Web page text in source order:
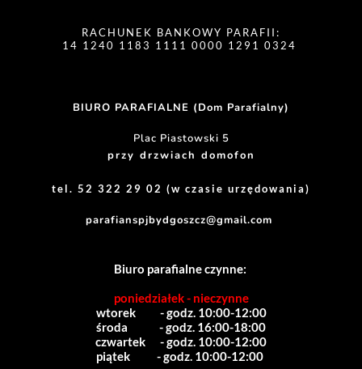
RACHUNEK BANKOWY PARAFII:
14 1240 1183 1111 0000 1291 0324
BIURO PARAFIALNE (Dom Parafialny)
Plac Piastowski 5
przy drzwiach domofon
tel. 52 322 29 02 (w czasie urzędowania)
parafianspjbydgoszcz@gmail.com
Biuro parafialne czynne:
poniedziałek - nieczynne
wtorek          - godz. 10:00-12:00
środa             - godz. 16:00-18:00
czwartek      - godz. 10:00-12:00
piątek           - godz. 10:00-12:00